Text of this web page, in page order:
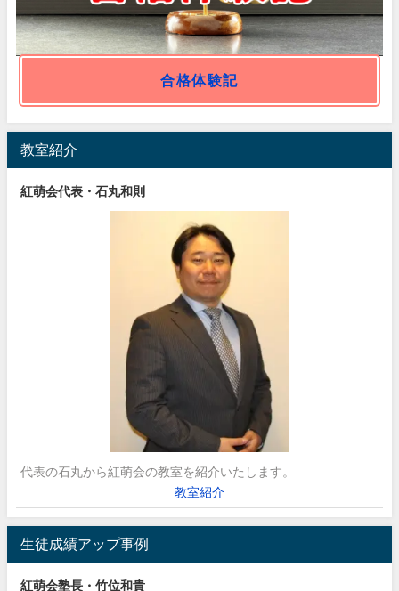
合格体験記
教室紹介
紅萌会代表・石丸和則
代表の石丸から紅萌会の教室を紹介いたします。
教室紹介
生徒成績アップ事例
紅萌会塾長・竹位和貴